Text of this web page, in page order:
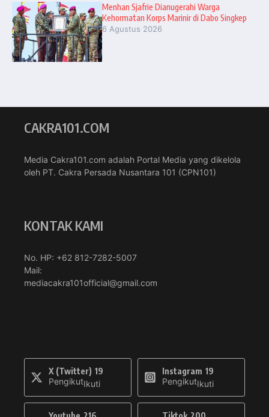
Menhan Sjafrie Dianugerahi Warga
Kehormatan Korps Marinir di Dabo Singkep
6 Agustus 2026
CAKRA101.COM
Media Cakra101.com adalah Portal Media yang dikelola
oleh PT. Cakra Persada Nusantara 101 (CPN101)
KONTAK KAMI
No. HP: +62 812-7282-5007
Mail:
mediacakra101official@gmail.com
X (Twitter) 19
PengikutIkuti
Instagram 19
PengikutIkuti